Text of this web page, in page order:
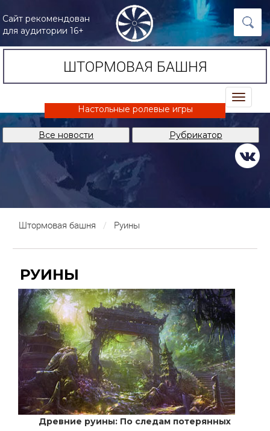
Сайт рекомендован
для аудитории 16+
ШТОРМОВАЯ БАШНЯ
trk
Настольные ролевые игры
Все новости Рубрикатор
Штормовая башня Руины
РУИНЫ
Древние руины: По следам потерянных